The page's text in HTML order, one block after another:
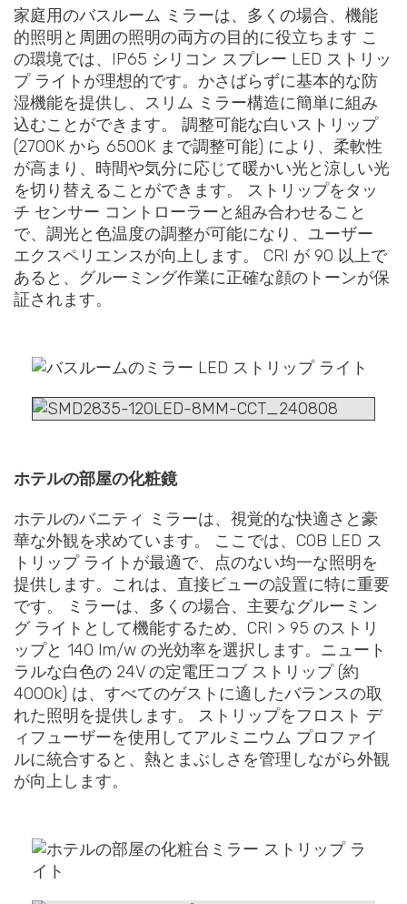
家庭用のバスルーム ミラーは、多くの場合、機能
的照明と周囲の照明の両方の目的に役立ちます こ
の環境では、IP65 シリコン スプレー LED ストリッ
プ ライトが理想的です。かさばらずに基本的な防
湿機能を提供し、スリム ミラー構造に簡単に組み
込むことができます。 調整可能な白いストリップ
(2700K から 6500K まで調整可能) により、柔軟性
が高まり、時間や気分に応じて暖かい光と涼しい光
を切り替えることができます。 ストリップをタッ
チ センサー コントローラーと組み合わせること
で、調光と色温度の調整が可能になり、ユーザー
エクスペリエンスが向上します。 CRI が 90 以上で
あると、グルーミング作業に正確な顔のトーンが保
証されます。
ホテルの部屋の化粧鏡
ホテルのバニティ ミラーは、視覚的な快適さと豪
華な外観を求めています。 ここでは、COB LED ス
トリップ ライトが最適で、点のない均一な照明を
提供します。これは、直接ビューの設置に特に重要
です。 ミラーは、多くの場合、主要なグルーミン
グ ライトとして機能するため、CRI > 95 のストリ
ップと 140 lm/w の光効率を選択します。ニュート
ラルな白色の 24V の定電圧コブ ストリップ (約
4000k) は、すべてのゲストに適したバランスの取
れた照明を提供します。 ストリップをフロスト デ
ィフューザーを使用してアルミニウム プロファイ
ルに統合すると、熱とまぶしさを管理しながら外観
が向上します。